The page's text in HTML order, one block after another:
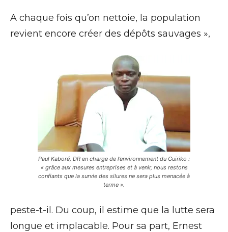
A chaque fois qu’on nettoie, la population
revient encore créer des dépôts sauvages »,
Paul Kaboré, DR en charge de l’environnement du Guiriko :
« grâce aux mesures entreprises et à venir, nous restons
confiants que la survie des silures ne sera plus menacée à
terme ».
peste-t-il. Du coup, il estime que la lutte sera
longue et implacable. Pour sa part, Ernest